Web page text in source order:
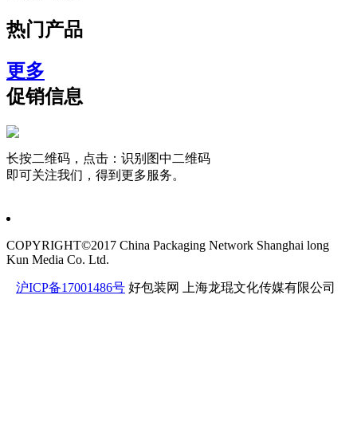
热门产品
更多
促销信息
长按二维码，点击：识别图中二维码
即可关注我们，得到更多服务。
COPYRIGHT©2017 China Packaging Network Shanghai long
Kun Media Co. Ltd.
沪ICP备17001486号 好包装网 上海龙琨文化传媒有限公司